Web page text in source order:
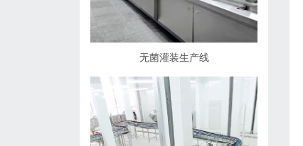
无菌灌装生产线